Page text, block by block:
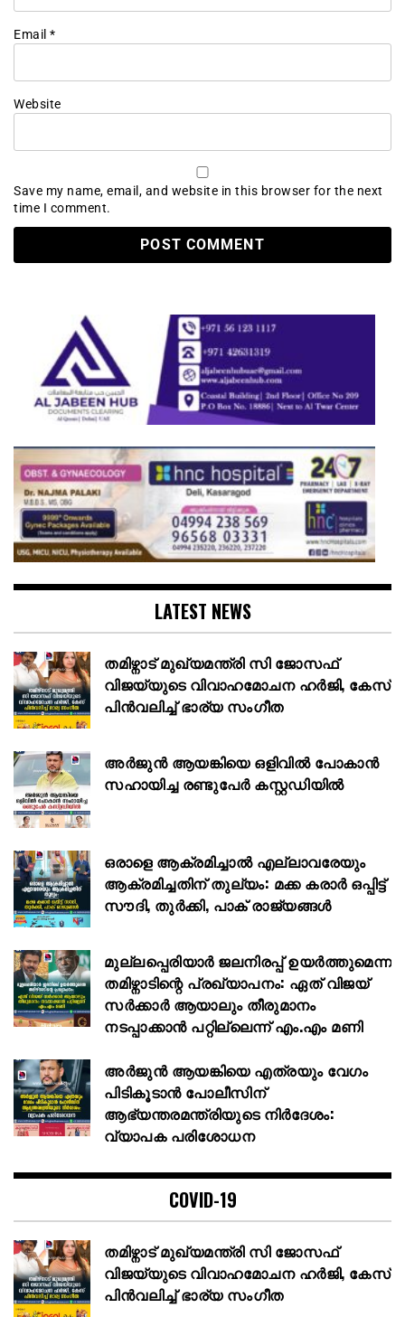
Email *
Website
Save my name, email, and website in this browser for the next
time I comment.
LATEST NEWS
തമിഴ്നാട് മുഖ്യമന്ത്രി സി ജോസഫ്
വിജയ്‌യുടെ വിവാഹമോചന ഹർജി, കേസ്
പിൻവലിച്ച് ഭാര്യ സംഗീത
അര്‍ജുന്‍ ആയങ്കിയെ ഒളിവില്‍ പോകാന്‍
സഹായിച്ച രണ്ടുപേര്‍ കസ്റ്റഡിയില്‍
ഒരാളെ ആക്രമിച്ചാൽ എല്ലാവരേയും
ആക്രമിച്ചതിന് തുല്യം: മക്ക കരാർ ഒപ്പിട്ട്
സൗദി, തുർക്കി, പാക് രാജ്യങ്ങൾ
മുല്ലപ്പെരിയാർ ജലനിരപ്പ് ഉയർത്തുമെന്ന
തമിഴ്നാടിന്റെ പ്രഖ്യാപനം: ഏത് വിജയ്
സർക്കാർ ആയാലും തീരുമാനം
നടപ്പാക്കാൻ പറ്റില്ലെന്ന് എം.എം മണി
അര്‍ജുന്‍ ആയങ്കിയെ എത്രയും വേഗം
പിടികൂടാന്‍ പോലീസിന്
ആഭ്യന്തരമന്ത്രിയുടെ നിര്‍ദേശം:
വ്യാപക പരിശോധന
COVID-19
തമിഴ്നാട് മുഖ്യമന്ത്രി സി ജോസഫ്
വിജയ്‌യുടെ വിവാഹമോചന ഹർജി, കേസ്
പിൻവലിച്ച് ഭാര്യ സംഗീത